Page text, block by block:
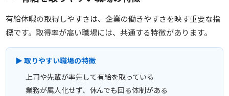
有給休暇の取得しやすさは、企業の働きやすさを映す重要な指
標です。取得率が高い職場には、共通する特徴があります。
▶ 取りやすい職場の特徴
上司や先輩が率先して有給を取っている
業務が属人化せず、休んでも回る体制がある